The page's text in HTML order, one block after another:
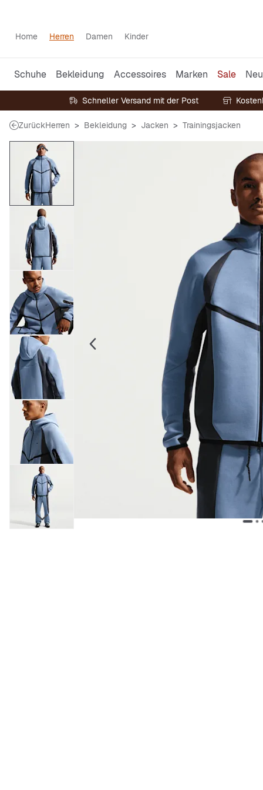
Home Herren Damen Kinder
Schuhe Bekleidung Accessoires Marken Sale Neu
Schneller Versand mit der Post
ZurückHerren Bekleidung Jacken Trainingsjacken